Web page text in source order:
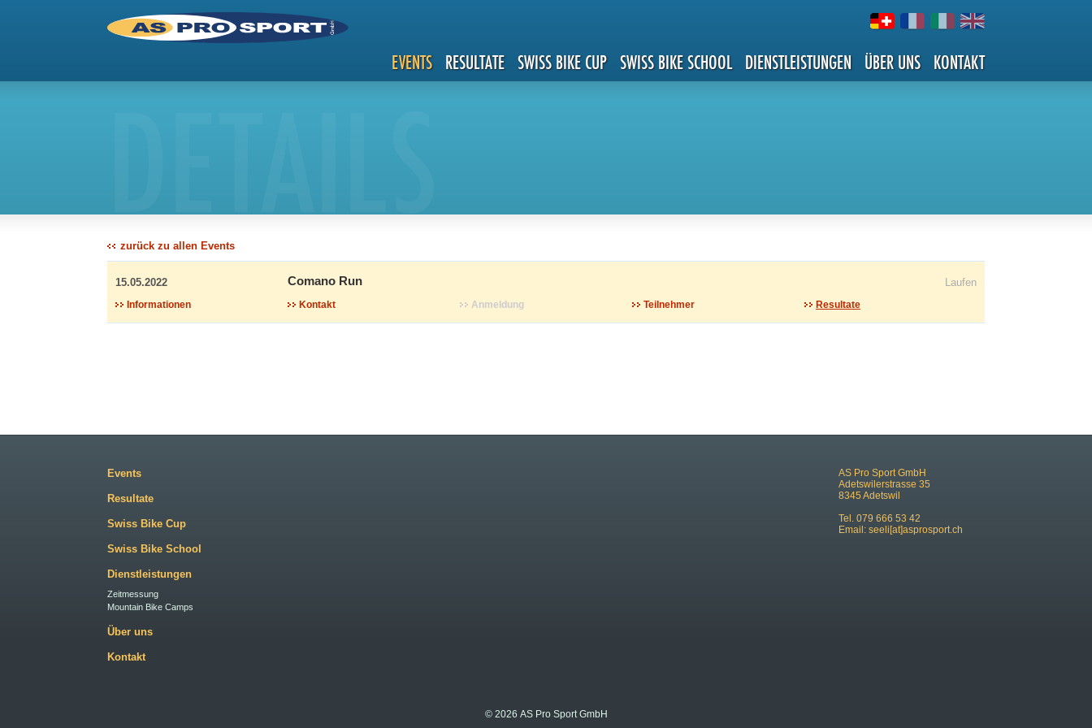
EVENTS RESULTATE SWISS BIKE CUP SWISS BIKE SCHOOL DIENSTLEISTUNGEN ÜBER UNS KONTAKT
zurück zu allen Events
15.05.2022 Laufen
Comano Run
Informationen Kontakt Anmeldung Teilnehmer Resultate
AS Pro Sport GmbH
Adetswilerstrasse 35
8345 Adetswil
Tel. 079 666 53 42
Email: seeli[at]asprosport.ch
Events
Resultate
Swiss Bike Cup
Swiss Bike School
Dienstleistungen
Zeitmessung
Mountain Bike Camps
Über uns
Kontakt
© 2026 AS Pro Sport GmbH